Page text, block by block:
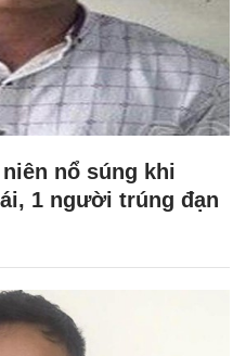
nổ súng khi
1 người trúng đạn